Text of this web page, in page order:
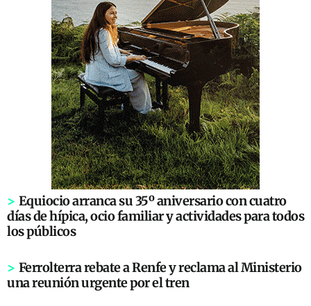
> Equiocio arranca su 35º aniversario con cuatro
días de hípica, ocio familiar y actividades para todos
los públicos
> Ferrolterra rebate a Renfe y reclama al Ministerio
una reunión urgente por el tren